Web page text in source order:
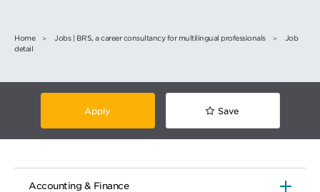
Home Jobs | BRS, a career consultancy for multilingual professionals
Job
detail
Apply Save
Accounting & Finance